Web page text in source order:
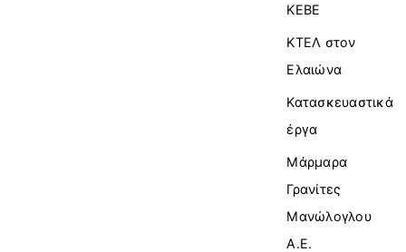
ΚΕΒΕ
ΚΤΕΛ στον
Ελαιώνα
Κατασκευαστικά
έργα
Μάρμαρα
Γρανίτες
Μανώλογλου
Α.Ε.